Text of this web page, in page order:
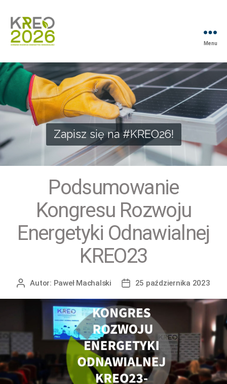
Menu
Zapisz się na #KREO26!
Podsumowanie
Kongresu Rozwoju
Energetyki Odnawialnej
KREO23
Autor: Paweł Machalski 25 października 2023